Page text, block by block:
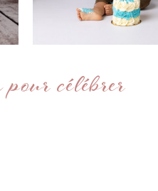
célébrer